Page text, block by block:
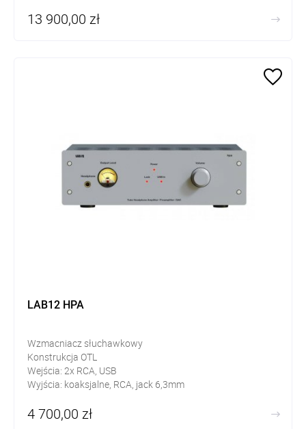
13 900,00 zł
LAB12 HPA
Wzmacniacz słuchawkowy
Konstrukcja OTL
Wejścia: 2x RCA, USB
Wyjścia: koaksjalne, RCA, jack 6,3mm
5 oddzielnych regulowanych zasilaczy
4 700,00 zł